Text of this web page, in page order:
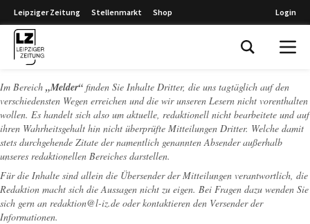
Leipziger Zeitung Stellenmarkt Shop Login
Im Bereich „Melder“ finden Sie Inhalte Dritter, die uns tagtäglich auf den
verschiedensten Wegen erreichen und die wir unseren Lesern nicht vorenthalten
wollen. Es handelt sich also um aktuelle, redaktionell nicht bearbeitete und auf
ihren Wahrheitsgehalt hin nicht überprüfte Mitteilungen Dritter. Welche damit
stets durchgehende Zitate der namentlich genannten Absender außerhalb
unseres redaktionellen Bereiches darstellen.
Für die Inhalte sind allein die Übersender der Mitteilungen verantwortlich, die
Redaktion macht sich die Aussagen nicht zu eigen. Bei Fragen dazu wenden Sie
sich gern an redaktion@l-iz.de oder kontaktieren den Versender der
Informationen.